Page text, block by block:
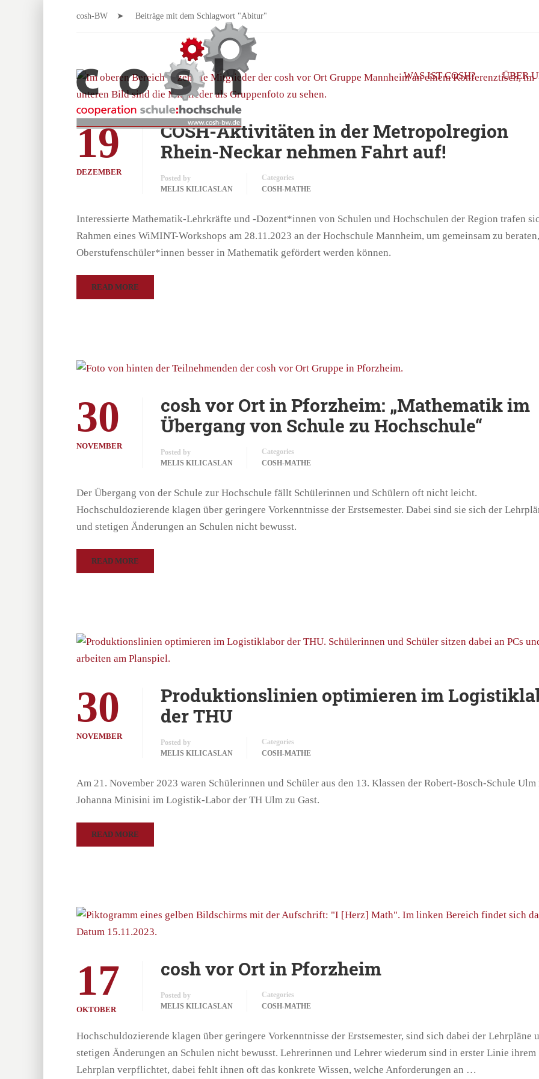
WAS IST COSH? ÜBER
cosh-BW Beiträge mit dem Schlagwort "Abitur"
19
DEZEMBER
COSH-Aktivitäten in der Metropolregion
Rhein-Neckar nehmen Fahrt auf!
Posted by
MELIS KILICASLAN
Categories
COSH-MATHE
Interessierte Mathematik-Lehrkräfte und -Dozent*innen von Schulen und Hochschulen der Region trafen
Rahmen eines WiMINT-Workshops am 28.11.2023 an der Hochschule Mannheim, um gemeinsam zu
Oberstufenschüler*innen besser in Mathematik gefördert werden können.
READ MORE
30
NOVEMBER
cosh vor Ort in Pforzheim: „Mathematik im
Übergang von Schule zu Hochschule“
Posted by
MELIS KILICASLAN
Categories
COSH-MATHE
Der Übergang von der Schule zur Hochschule fällt Schülerinnen und Schülern oft nicht leicht.
Hochschuldozierende klagen über geringere Vorkenntnisse der Erstsemester. Dabei sind sie sich der
und stetigen Änderungen an Schulen nicht bewusst.
READ MORE
30
NOVEMBER
Produktionslinien optimieren im
der THU
Posted by
MELIS KILICASLAN
Categories
COSH-MATHE
Am 21. November 2023 waren Schülerinnen und Schüler aus den 13. Klassen der Robert-Bosch-Schule Ulm
Johanna Minisini im Logistik-Labor der TH Ulm zu Gast.
READ MORE
17
OKTOBER
cosh vor Ort in Pforzheim
Posted by
MELIS KILICASLAN
Categories
COSH-MATHE
Hochschuldozierende klagen über geringere Vorkenntnisse der Erstsemester, sind sich dabei der Lehrpläne
stetigen Änderungen an Schulen nicht bewusst. Lehrerinnen und Lehrer wiederum sind in erster Linie ihrem
Lehrplan verpflichtet, dabei fehlt ihnen oft das konkrete Wissen, welche Anforderungen an …